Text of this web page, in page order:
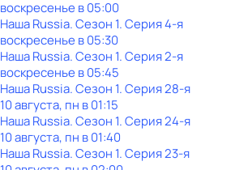
воскресенье в05:00
Наша Russia. Сезон 1. Серия 4-я
воскресенье в05:30
Наша Russia. Сезон 1. Серия 2-я
воскресенье в05:45
Наша Russia. Сезон 1. Серия 28-я
10 августа, пн в 01:15
Наша Russia. Сезон 1. Серия 24-я
10 августа, пн в 01:40
Наша Russia. Сезон 1. Серия 23-я